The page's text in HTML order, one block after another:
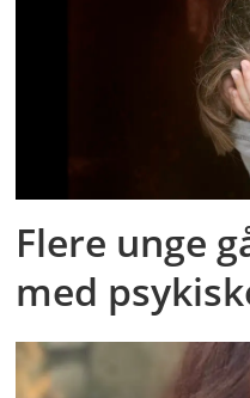
Flere unge
med